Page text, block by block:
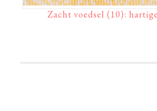
Zacht voedsel (10):